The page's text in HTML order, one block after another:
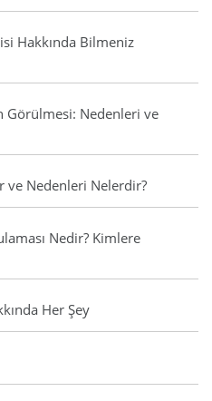
Hakkında Bilmeniz
Görülmesi: Nedenleri ve
ve Nedenleri Nelerdir?
Nedir? Kimlere
Her Şey